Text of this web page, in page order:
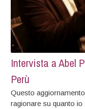
Intervista a Abel
Perù
Questo
ragionare su quanto